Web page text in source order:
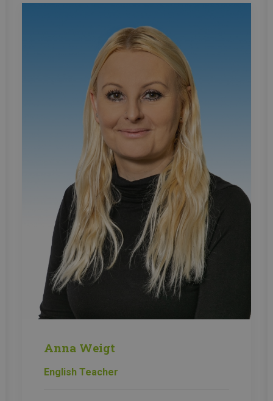
Anna Weigt
English Teacher